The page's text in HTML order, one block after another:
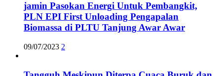
jamin Pasokan Energi Untuk Pembangkit,
PLN EPI First Unloading Pengapalan
Biomassa di PLTU Tanjung Awar Awar
09/07/2023 2